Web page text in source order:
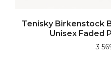
Tenisky Birkenstock
Unisex Faded
3